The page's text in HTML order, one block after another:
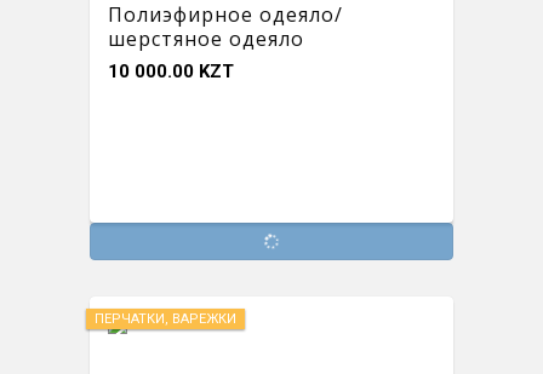
Полиэфирное одеяло/
шерстяное одеяло
10 000.00 KZT
ПЕРЧАТКИ, ВАРЕЖКИ